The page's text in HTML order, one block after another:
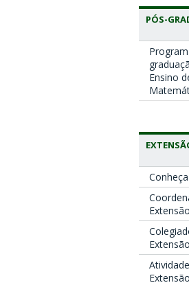
PÓS-
Ensino
Extensão
Extensão
Extensão